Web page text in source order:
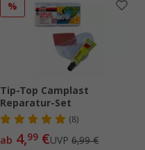
%
Tip-Top Camplast
Reparatur-Set
(8)
ab 4,99 €UVP 6,99 €